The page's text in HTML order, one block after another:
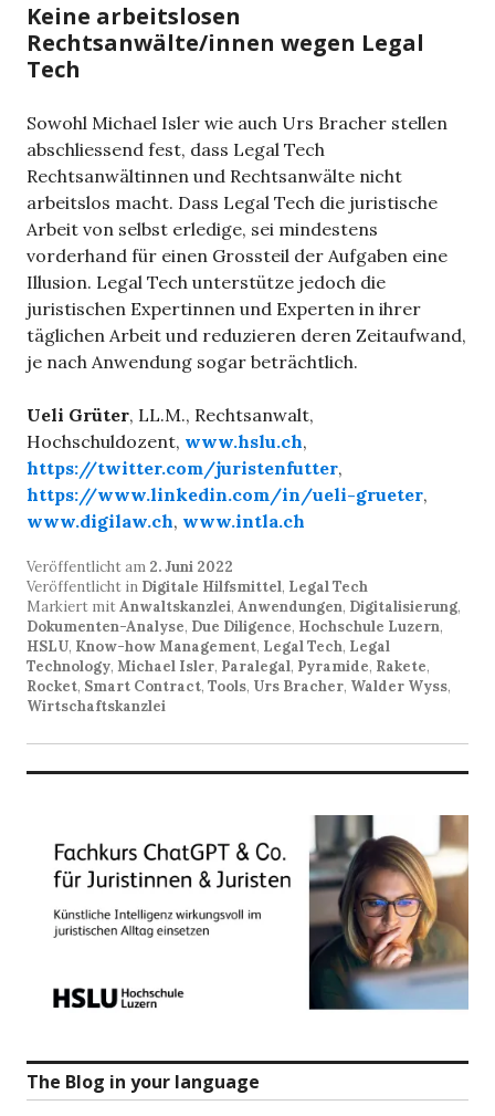
Keine arbeitslosen
Rechtsanwälte/innen wegen Legal
Tech
Sowohl Michael Isler wie auch Urs Bracher stellen
abschliessend fest, dass Legal Tech
Rechtsanwältinnen und Rechtsanwälte nicht
arbeitslos macht. Dass Legal Tech die juristische
Arbeit von selbst erledige, sei mindestens
vorderhand für einen Grossteil der Aufgaben eine
Illusion. Legal Tech unterstütze jedoch die
juristischen Expertinnen und Experten in ihrer
täglichen Arbeit und reduzieren deren Zeitaufwand,
je nach Anwendung sogar beträchtlich.
Ueli Grüter, LL.M., Rechtsanwalt,
Hochschuldozent, www.hslu.ch,
https://twitter.com/juristenfutter,
https://www.linkedin.com/in/ueli-grueter,
www.digilaw.ch, www.intla.ch
Veröffentlicht am 2. Juni 2022
Veröffentlicht in Digitale Hilfsmittel, Legal Tech
Markiert mitAnwaltskanzlei, Anwendungen, Digitalisierung,
Dokumenten-Analyse, Due Diligence, Hochschule Luzern,
HSLU, Know-how Management, Legal Tech, Legal
Technology, Michael Isler, Paralegal, Pyramide, Rakete,
Rocket, Smart Contract, Tools, Urs Bracher, Walder Wyss,
Wirtschaftskanzlei
The Blog in your language